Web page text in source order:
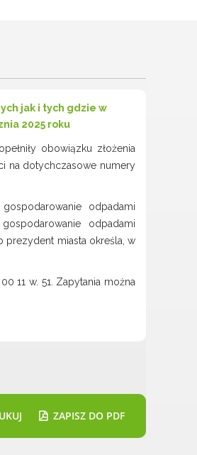
Skarbowy
Gospodarstwo
jak i tych gdzie w
2025 roku
obowiązku złożenia
na dotychczasowe numery
odpadami
odpadami
miasta określa, w
11 w. 51. Zapytania można
ZAPISZ DO PDF